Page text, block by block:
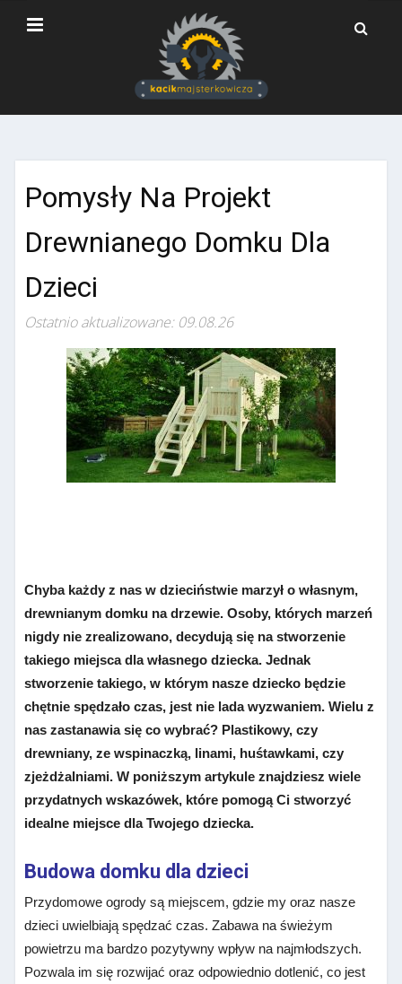
Pomysły Na Projekt
Drewnianego Domku Dla
Dzieci
Ostatnio aktualizowane: 09.08.26
Chyba każdy z nas w dzieciństwie marzył o własnym,
drewnianym domku na drzewie. Osoby, których marzeń
nigdy nie zrealizowano, decydują się na stworzenie
takiego miejsca dla własnego dziecka. Jednak
stworzenie takiego, w którym nasze dziecko będzie
chętnie spędzało czas, jest nie lada wyzwaniem. Wielu z
nas zastanawia się co wybrać? Plastikowy, czy
drewniany, ze wspinaczką, linami, huśtawkami, czy
zjeżdżalniami. W poniższym artykule znajdziesz wiele
przydatnych wskazówek, które pomogą Ci stworzyć
idealne miejsce dla Twojego dziecka.
Budowa domku dla dzieci
Przydomowe ogrody są miejscem, gdzie my oraz nasze
dzieci uwielbiają spędzać czas. Zabawa na świeżym
powietrzu ma bardzo pozytywny wpływ na najmłodszych.
Pozwala im się rozwijać oraz odpowiednio dotlenić, co jest